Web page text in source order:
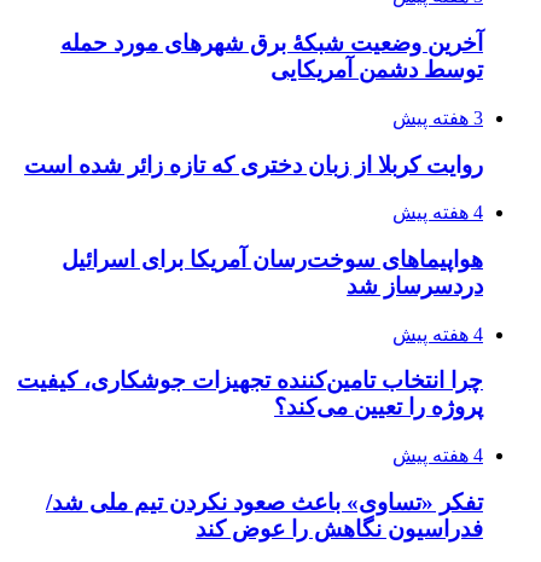
آخرین وضعیت شبکۀ برق شهرهای مورد حمله
توسط دشمن آمریکایی
3 هفته پیش
روایت کربلا از زبان دختری که تازه زائر شده است
4 هفته پیش
هواپیماهای سوخت‌رسان آمریکا برای اسرائیل
دردسرساز شد
4 هفته پیش
چرا انتخاب تامین‌کننده تجهیزات جوشکاری، کیفیت
پروژه را تعیین می‌کند؟
4 هفته پیش
تفکر «تساوی» باعث صعود نکردن تیم ملی شد/
فدراسیون نگاهش را عوض کند